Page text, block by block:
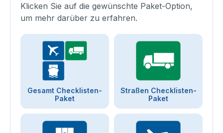
Klicken Sie auf die gewünschte Paket-Option,
um mehr darüber zu erfahren.
Gesamt Checklisten-
Paket
Straßen Checklisten-
Paket